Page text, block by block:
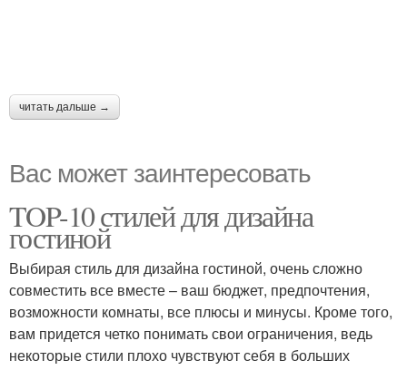
читать дальше →
Вас может заинтересовать
TOP-10 стилей для дизайна
гостиной
Выбирая стиль для дизайна гостиной, очень сложно
совместить все вместе – ваш бюджет, предпочтения,
возможности комнаты, все плюсы и минусы. Кроме того,
вам придется четко понимать свои ограничения, ведь
некоторые стили плохо чувствуют себя в больших